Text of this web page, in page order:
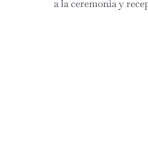
a la ceremonia y